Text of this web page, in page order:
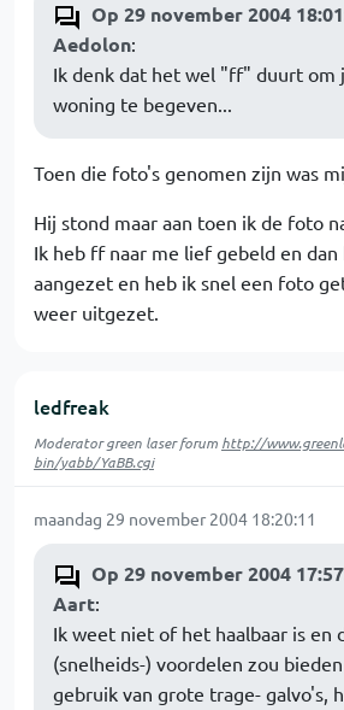
Op 29 november 2004
Aedolon:
Ik denk dat het wel "ff" duurt om
woning te begeven...
Toen die foto's genomen zijn was
Hij stond maar aan toen ik de foto
Ik heb ff naar me lief gebeld en
aangezet en heb ik snel een foto
weer uitgezet.
ledfreak
Moderator green laser forum http://
bin/yabb/YaBB.cgi
maandag 29 november 2004 18:20:11
Op 29 november 2004
Aart:
Ik weet niet of het haalbaar is en
(snelheids-) voordelen zou
gebruik van grote trage- galvo's,